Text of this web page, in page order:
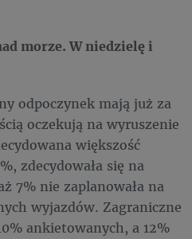
morze. W niedzielę i
odpoczynek mają już za
oczekują na wyruszenie
większość
zdecydowała się na
7% nie zaplanowała na
wyjazdów. Zagraniczne
ankietowanych, a 12%